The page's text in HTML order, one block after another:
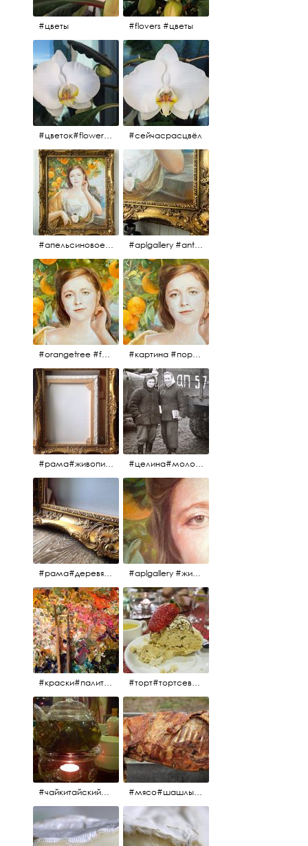
#цветы #flovers #цветы
#цветок#flowers #💜🌸 #сейчасрасцвёл
#апельсиновоедерево #плодородие #изобилие #картина #портрет #живопись #девушка #апельсиновоедерево #плодородие #рама #антикварнаярама #антиквариат #antiques #abundance #aplgallery #portrait #painting #frame #fertility #orangetree @aplgallery #aplgallery #antiques #painting #portrait #frame #antiqueframe #abundance #fertility #orangetree #антиквариат#картина#фрагмент #живопись #улыбка #девушка #портрет #рама #антикварнаярама #изобилие #плодородие #апельсиновоедерево
#orangetree #fertility #abundance #portrait #painting #живопись #портрет #картина #девушка #улыбка #aplgallery #картина #портрет #живопись #апельсиновоедерево # девушка #улыбка #изобилие #плодородие #painting #portrait #abundance #fertility #orangetree #aplgallery
#рама#живопись#антиквариат#спб#aplgallery #целина#молодёжьнацелине#комсомолки#50тыегода #50тые#СССР
#рама#деревяннаярама#антиквариат#живопись#aplgallery #aplgallery #живопись #портрет
#краски#палитра#картина#живопись#aplgallery #торт#тортсевер#север#severspb#северметрополь#безе#безесклубникой#тортвоздушный#тортсбезе#cake#meringuecake#meringuecakewithstrawberries @sever_metropol
#чайкитайский#чай#tea#teachinese @chinacook.ru #мясо#шашлык#шашлыкмашлык #пальчикиоближешь